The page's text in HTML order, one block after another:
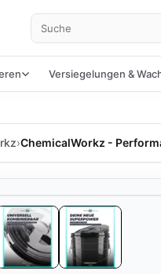
Suche
Versiegelungen &
›ChemicalWorkz -